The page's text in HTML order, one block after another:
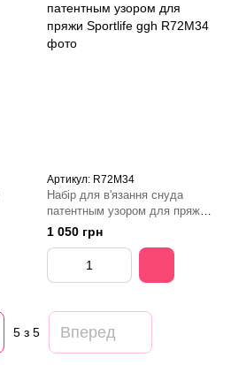
Артикул: R72M34
Набір для в'язання снуда
патентным узором для пряжи
Sportlife ggh
1 050 грн
5з 5 Вперед